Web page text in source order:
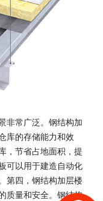
非常广泛。钢结构加
库的存储能力和效
，节省占地面积，提
可以用于建造自动化
第四，钢结构加层楼
质量和安全。钢结构